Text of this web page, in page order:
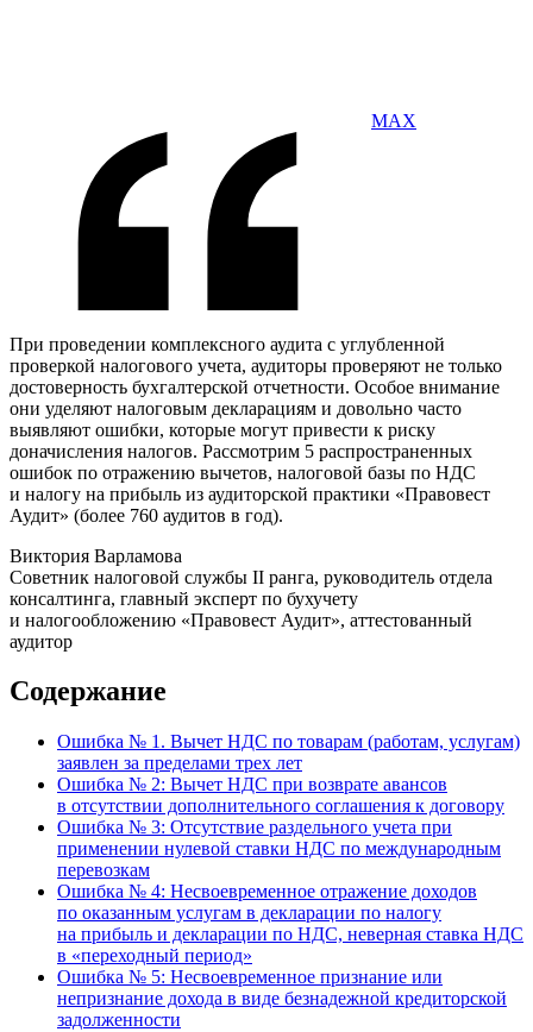
MAX
При проведении комплексного аудита с углубленной
проверкой налогового учета, аудиторы проверяют не только
достоверность бухгалтерской отчетности. Особое внимание
они уделяют налоговым декларациям и довольно часто
выявляют ошибки, которые могут привести к риску
доначисления налогов. Рассмотрим 5 распространенных
ошибок по отражению вычетов, налоговой базы по НДС
и налогу на прибыль из аудиторской практики «Правовест
Аудит» (более 760 аудитов в год).
Виктория Варламова
Советник налоговой службы II ранга, руководитель отдела
консалтинга, главный эксперт по бухучету
и налогообложению «Правовест Аудит», аттестованный
аудитор
Содержание
Ошибка № 1. Вычет НДС по товарам (работам, услугам)
заявлен за пределами трех лет
Ошибка № 2: Вычет НДС при возврате авансов
в отсутствии дополнительного соглашения к договору
Ошибка № 3: Отсутствие раздельного учета при
применении нулевой ставки НДС по международным
перевозкам
Ошибка № 4: Несвоевременное отражение доходов
по оказанным услугам в декларации по налогу
на прибыль и декларации по НДС, неверная ставка НДС
в «переходный период»
Ошибка № 5: Несвоевременное признание или
непризнание дохода в виде безнадежной кредиторской
задолженности